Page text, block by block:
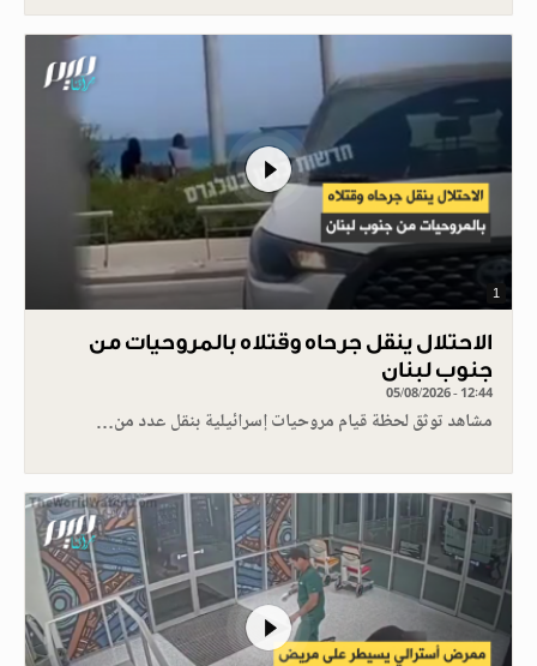
1
الاحتلال ينقل جرحاه وقتلاه بالمروحيات من
جنوب لبنان
05/08/2026 - 12:44
مشاهد توثق لحظة قيام مروحيات إسرائيلية بنقل عدد من…